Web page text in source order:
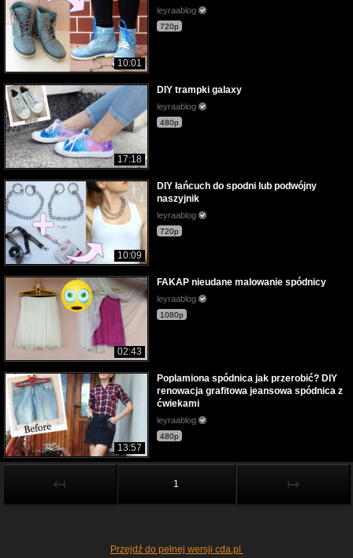
10:01
leyraablog
720p
17:18
DIY trampki galaxy
leyraablog
480p
10:09
DIY łańcuch do spodni lub podwójny
naszyjnik
leyraablog
720p
02:43
FAKAP nieudane malowanie spódnicy
leyraablog
1080p
13:57
Poplamiona spódnica jak przerobić? DIY
renowacja grafitowa jeansowa spódnica z
ćwiekami
leyraablog
480p
↤ 1 ↦
Przejdź do pełnej wersji cda.pl